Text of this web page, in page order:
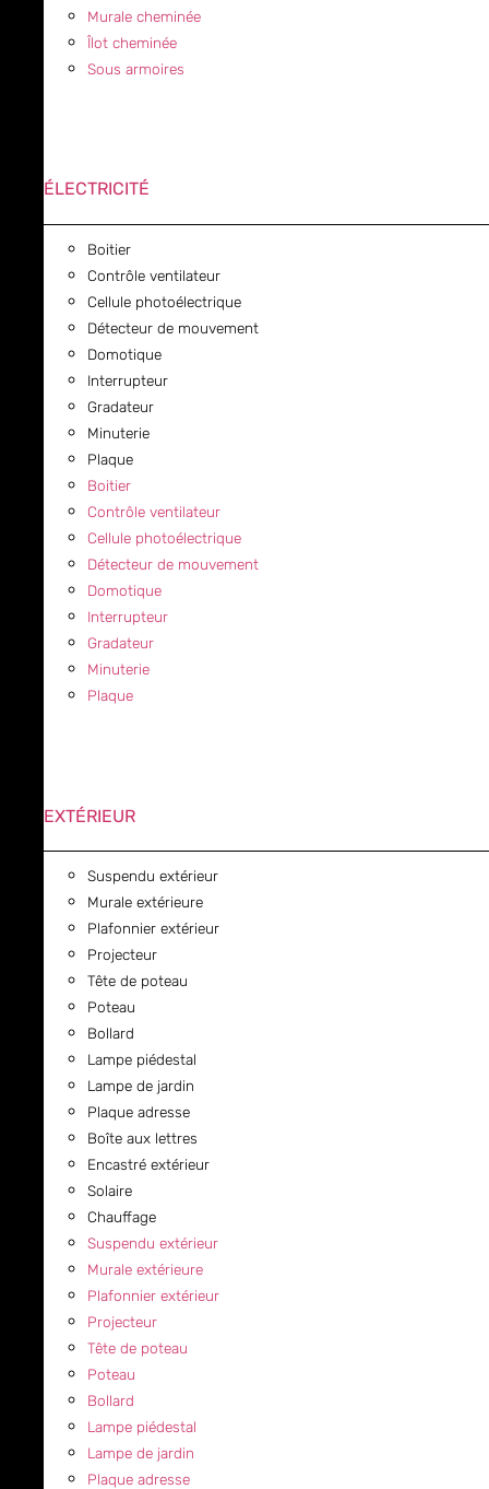
Murale cheminée
Îlot cheminée
Sous armoires
ÉLECTRICITÉ
Boitier
Contrôle ventilateur
Cellule photoélectrique
Détecteur de mouvement
Domotique
Interrupteur
Gradateur
Minuterie
Plaque
Boitier
Contrôle ventilateur
Cellule photoélectrique
Détecteur de mouvement
Domotique
Interrupteur
Gradateur
Minuterie
Plaque
EXTÉRIEUR
Suspendu extérieur
Murale extérieure
Plafonnier extérieur
Projecteur
Tête de poteau
Poteau
Bollard
Lampe piédestal
Lampe de jardin
Plaque adresse
Boîte aux lettres
Encastré extérieur
Solaire
Chauffage
Suspendu extérieur
Murale extérieure
Plafonnier extérieur
Projecteur
Tête de poteau
Poteau
Bollard
Lampe piédestal
Lampe de jardin
Plaque adresse